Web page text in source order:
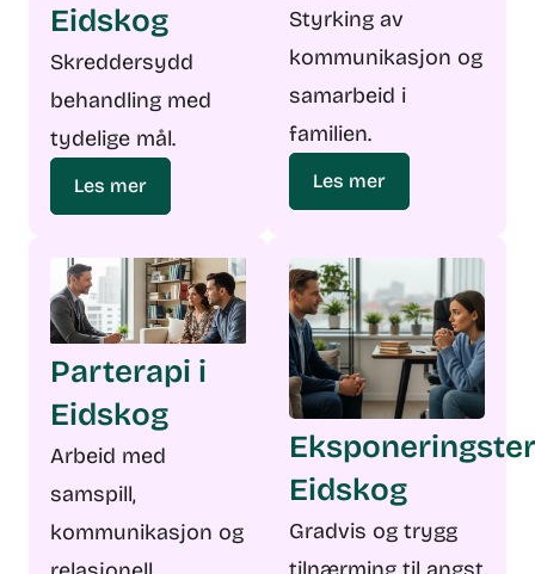
Eidskog
Skreddersydd
behandling med
tydelige mål.
Les mer
Styrking av
kommunikasjon og
samarbeid i
familien.
Les mer
Parterapi i
Eidskog
Arbeid med
samspill,
kommunikasjon og
Eidskog
Gradvis og trygg